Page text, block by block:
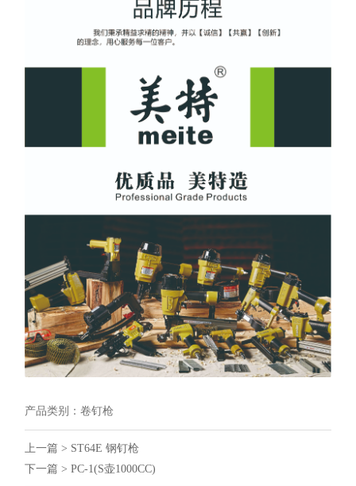
产品类别： 卷钉枪
上一篇 > ST64E 钢钉枪
下一篇 > PC-1(S壶1000CC)